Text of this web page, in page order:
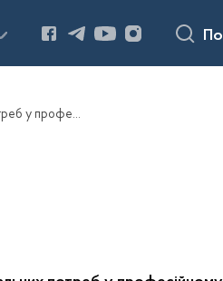
Про затвердження адміністративного регламенту процесу "Визначення та проведення аналізу загальних потреб у професійному навчанні державних службовців, голів місцевих державних адміністрацій, їх перших заступників та заступників, посадових осіб місцевого самоврядування"